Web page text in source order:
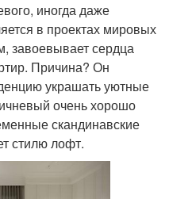
иногда даже
в проектах мировых
завоевывает сердца
Причина? Он
украшать уютные
очень хорошо
скандинавские
стилю лофт.